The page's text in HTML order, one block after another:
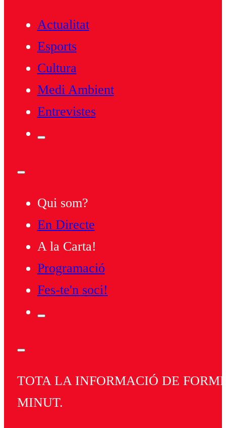
Actualitat
Esports
Cultura
Medi Ambient
Entrevistes
Qui som?
En Directe
A la Carta!
Programació
Fes-te'n soci!
TOTA LA INFORMACIÓ DE
MINUT.